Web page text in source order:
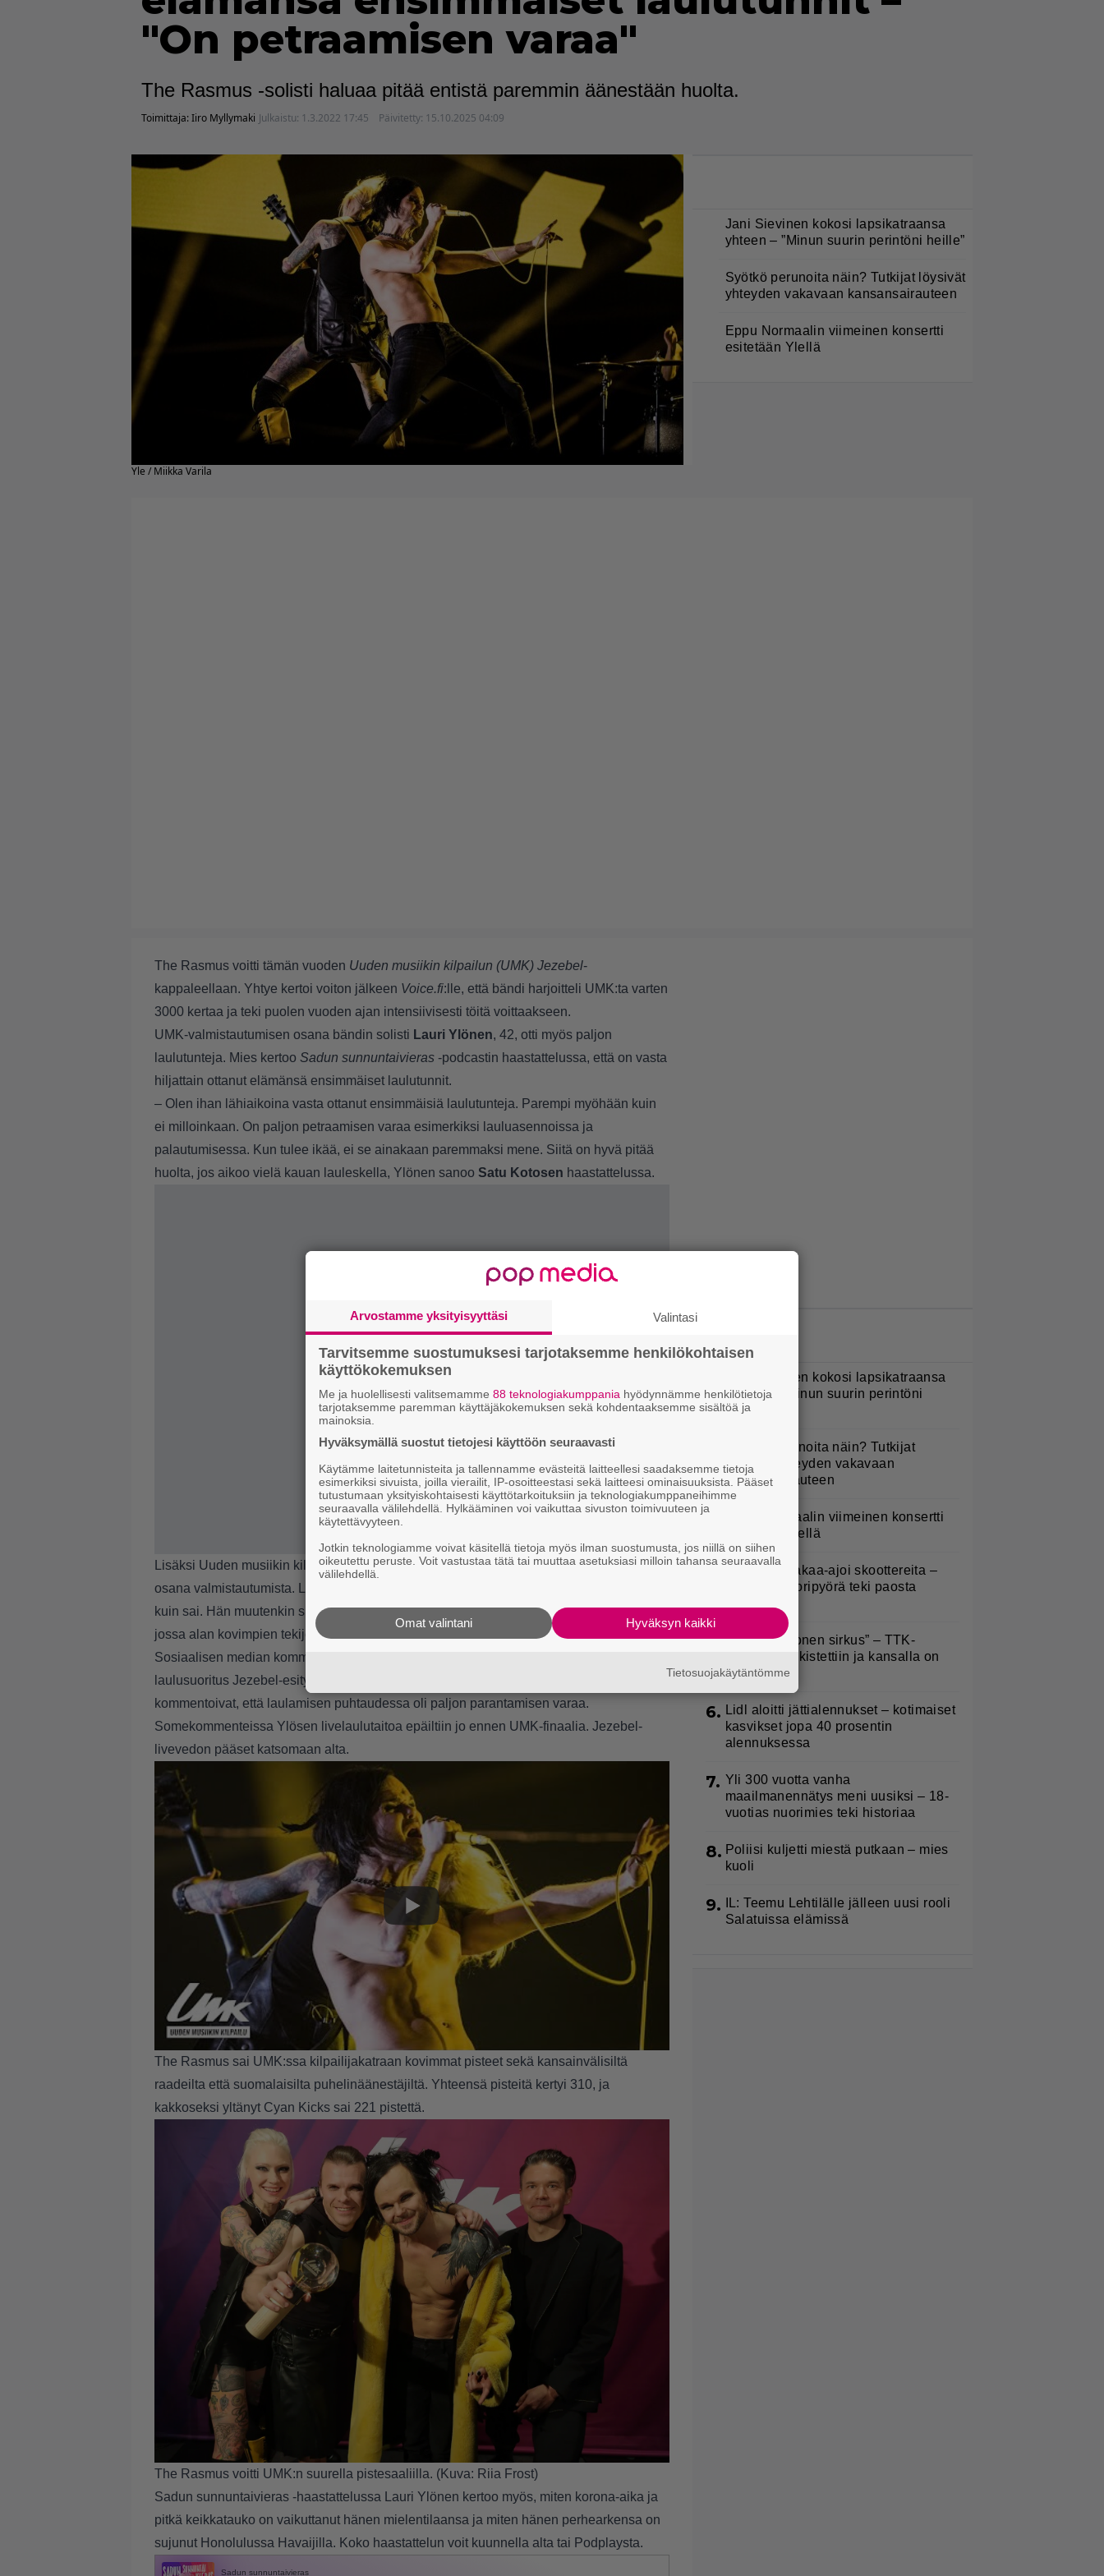
"On petraamisen varaa"
The Rasmus -solisti haluaa pitää entistä paremmin äänestään huolta.
Toimittaja:Iiro Myllymaki Julkaistu: 1.3.2022 17:45 Päivitetty: 15.10.2025 04:09
Yle / Miikka Varila
Jani Sievinen kokosi lapsikatraansa
yhteen – ”Minun suurin perintöni heille”
Syötkö perunoita näin? Tutkijat löysivät
yhteyden vakavaan kansansairauteen
Eppu Normaalin viimeinen konsertti
esitetään Ylellä
The Rasmus voitti tämän vuoden Uuden musiikin kilpailun (UMK) Jezebel-
kappaleellaan. Yhtye kertoi voiton jälkeen Voice.fi:lle, että bändi harjoitteli UMK:ta varten
3000 kertaa ja teki puolen vuoden ajan intensiivisesti töitä voittaakseen.
UMK-valmistautumisen osana bändin solisti Lauri Ylönen, 42, otti myös paljon
laulutunteja. Mies kertoo Sadun sunnuntaivieras -podcastin haastattelussa, että on vasta
hiljattain ottanut elämänsä ensimmäiset laulutunnit.
– Olen ihan lähiaikoina vasta ottanut ensimmäisiä laulutunteja. Parempi myöhään kuin
ei milloinkaan. On paljon petraamisen varaa esimerkiksi lauluasennoissa ja
palautumisessa. Kun tulee ikää, ei se ainakaan paremmaksi mene. Siitä on hyvä pitää
huolta, jos aikoo vielä kauan lauleskella, Ylönen sanoo Satu Kotosen haastattelussa.
Lisäksi Uuden musiikin kilpailun järjestäväYletarjosi kilpailijoille yksityisiä laulutunteja
osana valmistautumista. Lauri Ylönen kertoo ottaneensa näitä laulutunteja niin paljon
kuin sai. Hän muutenkin suhtautui UMK-show’n tekemiseen oppimiskokemuksena,
jossa alan kovimpien tekijöiden kanssa pystyi kehittämään itseään.
Sosiaalisen median kommentoinnissa UMK:n jälkeen on nostettu esiin Ylösen
laulusuoritus Jezebel-esityksessä. Esimerkiksi viestipalvelu Jodelissa monet
kommentoivat, että laulamisen puhtaudessa oli paljon parantamisen varaa.
Somekommenteissa Ylösen livelaulutaitoa epäiltiin jo ennen UMK-finaalia. Jezebel-
livevedon pääset katsomaan alta.
The Rasmus sai UMK:ssa kilpailijakatraan kovimmat pisteet sekä kansainvälisiltä
raadeilta että suomalaisilta puhelinäänestäjiltä. Yhteensä pisteitä kertyi 310, ja
kakkoseksi yltänyt Cyan Kicks sai 221 pistettä.
The Rasmus voitti UMK:n suurella pistesaaliilla. (Kuva: Riia Frost)
Sadun sunnuntaivieras -haastattelussa Lauri Ylönen kertoo myös, miten korona-aika ja
pitkä keikkatauko on vaikuttanut hänen mielentilaansa ja miten hänen perhearkensa on
sujunut Honolulussa Havaijilla. Koko haastattelun voit kuunnella alta tai Podplaysta.
Jani Sievinen kokosi lapsikatraansa
yhteen – ”Minun suurin perintöni
heille”
Syötkö perunoita näin? Tutkijat
löysivät yhteyden vakavaan
kansansairauteen
3.
Eppu Normaalin viimeinen konsertti
esitetään Ylellä
Virkavalta takaa-ajoi skoottereita –
poliisimoottoripyörä teki paosta
5. ”Että semmonen sirkus” – TTK-
kilpailijat julkistettiin ja kansalla on
sanottavaa
6. Lidl aloitti jättialennukset – kotimaiset
kasvikset jopa 40 prosentin
alennuksessa
7. Yli 300 vuotta vanha
maailmanennätys meni uusiksi – 18-
vuotias nuorimies teki historiaa
8. Poliisi kuljetti miestä putkaan – mies
kuoli
9.
IL: Teemu Lehtilälle jälleen uusi rooli
Salatuissa elämissä
Arvostamme yksityisyyttäsi Valintasi
Tarvitsemme suostumuksesi tarjotaksemme henkilökohtaisen
käyttökokemuksen
Me ja huolellisesti valitsemamme 88 teknologiakumppania hyödynnämme henkilötietoja
tarjotaksemme paremman käyttäjäkokemuksen sekä kohdentaaksemme sisältöä ja
mainoksia.
Hyväksymällä suostut tietojesi käyttöön seuraavasti
Käytämme laitetunnisteita ja tallennamme evästeitä laitteellesi saadaksemme tietoja
esimerkiksi sivuista, joilla vierailit, IP-osoitteestasi sekä laitteesi ominaisuuksista. Pääset
tutustumaan yksityiskohtaisesti käyttötarkoituksiin ja teknologiakumppaneihimme
seuraavalla välilehdellä. Hylkääminen voi vaikuttaa sivuston toimivuuteen ja
käytettävyyteen.
Jotkin teknologiamme voivat käsitellä tietoja myös ilman suostumusta, jos niillä on siihen
oikeutettu peruste. Voit vastustaa tätä tai muuttaa asetuksiasi milloin tahansa seuraavalla
välilehdellä.
Hyväksyn kaikki
Omat valintani
Tietosuojakäytäntömme